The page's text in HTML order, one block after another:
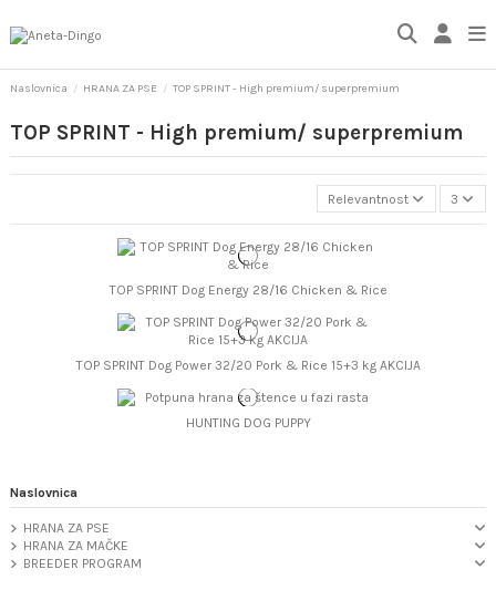
Naslovnica HRANA ZA PSE TOP SPRINT - High premium/ superpremium
TOP SPRINT - High premium/ superpremium
Relevantnost 3
TOP SPRINT Dog Energy 28/16 Chicken & Rice
TOP SPRINT Dog Power 32/20 Pork & Rice 15+3 kg AKCIJA
HUNTING DOG PUPPY
Naslovnica
HRANA ZA PSE
HRANA ZA MAČKE
BREEDER PROGRAM